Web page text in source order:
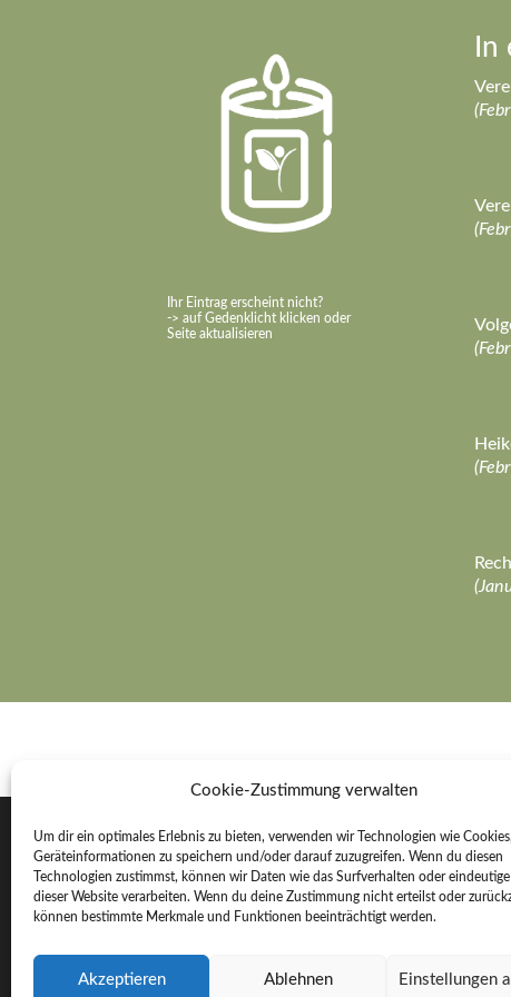
Cookie-Zustimmung verwalten
Um dir ein optimales Erlebnis zu bieten, verwenden wir Technologien wie
Geräteinformationen zu speichern und/oder darauf zuzugreifen. Wenn du diesen
Technologien zustimmst, können wir Daten wie das Surfverhalten oder
dieser Website verarbeiten. Wenn du deine Zustimmung nicht erteilst oder
können bestimmte Merkmale und Funktionen beeinträchtigt werden.
Akzeptieren Ablehnen Einstellungen
Ihr Eintrag erscheint nicht?
-> auf Gedenklicht klicken oder
Seite aktualisieren
Rechter Bestattungen e. K.
An der Sonnenleite 26